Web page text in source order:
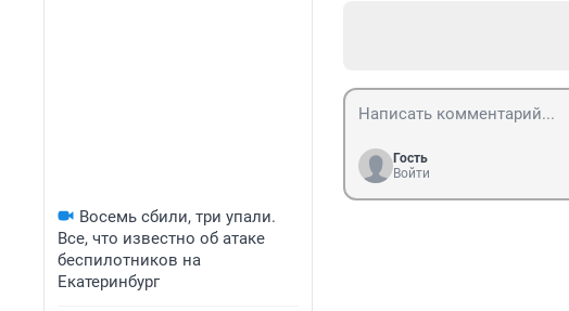
Восемь сбили, три упали.
Все, что известно об атаке
беспилотников на
Екатеринбург
Гость
Войти